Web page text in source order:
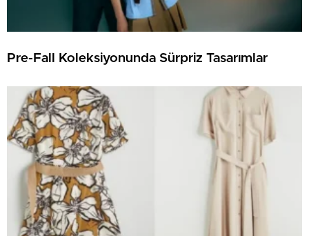
Pre-Fall Koleksiyonunda Sürpriz Tasarımlar